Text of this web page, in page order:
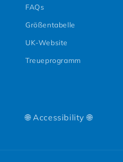
FAQs
Größentabelle
UK-Website
Treueprogramm
🌐 Accessibility 🌐